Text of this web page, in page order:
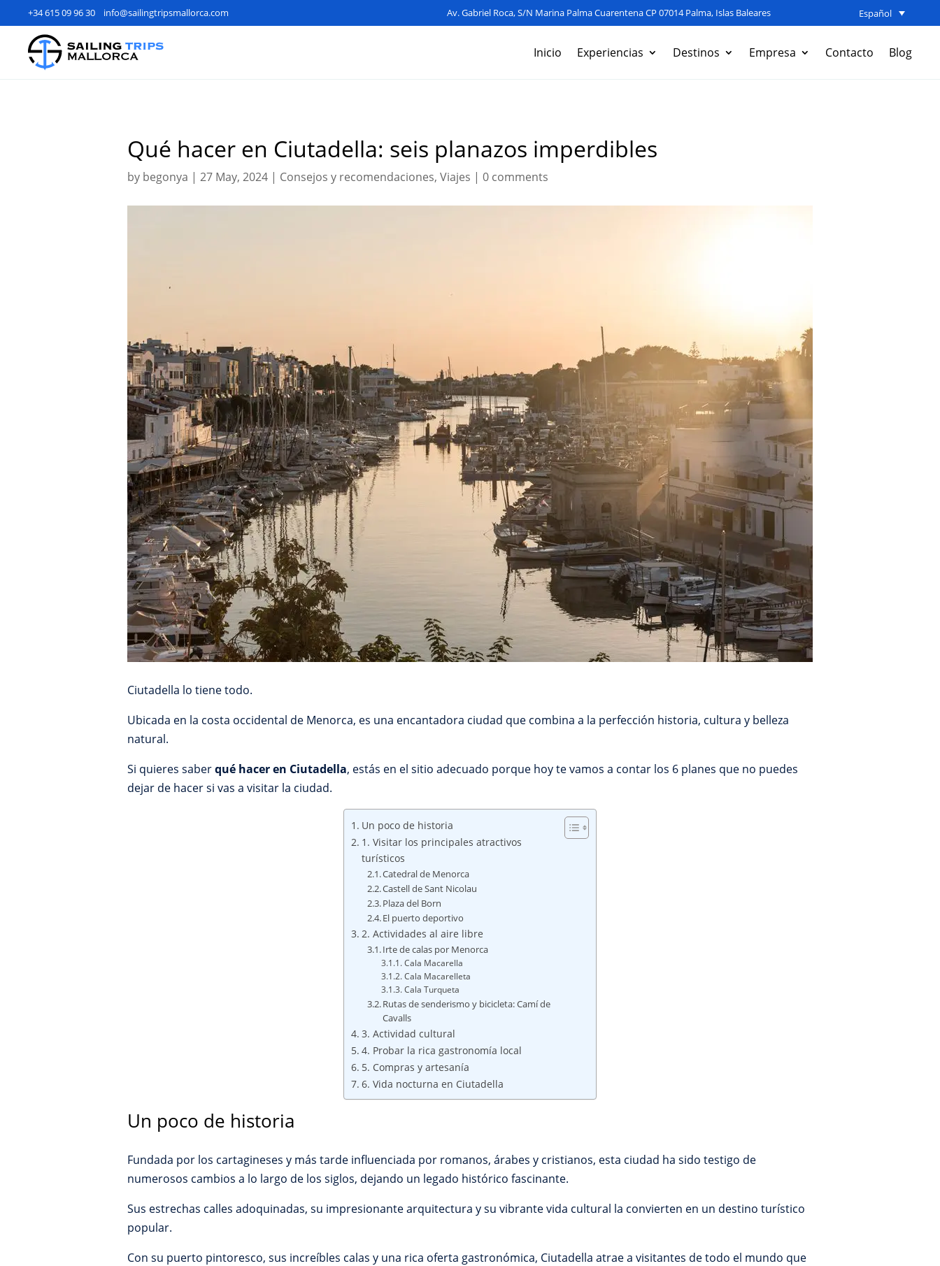
+34 615 09 96 30 info@sailingtripsmallorca.com Av. Gabriel Roca, S/N Marina Palma Cuarentena CP 07014 Palma, Islas Baleares Español
Inicio Experiencias Destinos Empresa Contacto Blog
Qué hacer en Ciutadella: seis planazos imperdibles
by begonya | 27 May, 2024 | Consejos y recomendaciones, Viajes | 0 comments
Ciutadella lo tiene todo.
Ubicada en la costa occidental de Menorca, es una encantadora ciudad que combina a la perfección historia, cultura y belleza
natural.
Si quieres saberqué hacer en Ciutadella, estás en el sitio adecuado porque hoy te vamos a contar los 6 planes que no puedes
dejar de hacer si vas a visitar la ciudad.
Un poco de historia
1. Visitar los principales atractivos
turísticos
Catedral de Menorca
Castell de Sant Nicolau
Plaza del Born
El puerto deportivo
2. Actividades al aire libre
Irte de calas por Menorca
Cala Macarella
Cala Macarelleta
Cala Turqueta
Rutas de senderismo y bicicleta: Camí de
Cavalls
3. Actividad cultural
4. Probar la rica gastronomía local
5. Compras y artesanía
6. Vida nocturna en Ciutadella
Un poco de historia
Fundada por los cartagineses y más tarde influenciada por romanos, árabes y cristianos, esta ciudad ha sido testigo de
numerosos cambios a lo largo de los siglos, dejando un legado histórico fascinante.
Sus estrechas calles adoquinadas, su impresionante arquitectura y su vibrante vida cultural la convierten en un destino turístico
popular.
Con su puerto pintoresco, sus increíbles calas y una rica oferta gastronómica, Ciutadella atrae a visitantes de todo el mundo que